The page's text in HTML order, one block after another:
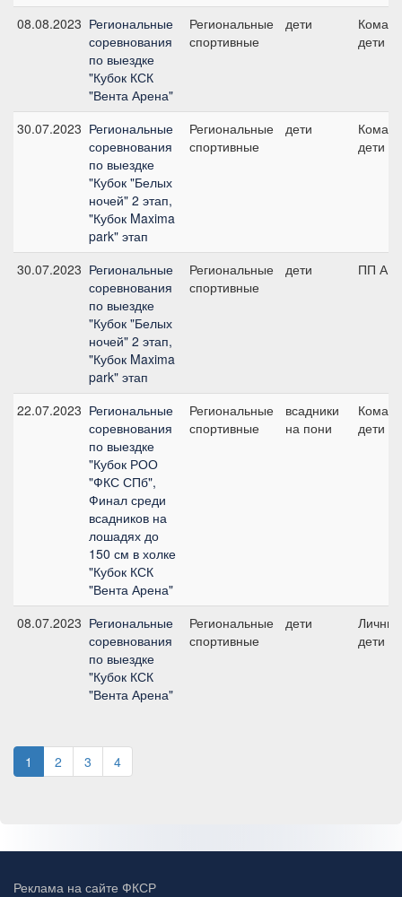
08.08.2023 Региональные
соревнования
по выездке
"Кубок КСК
"Вента Арена"
Региональные
спортивные
дети
дети
30.07.2023 Региональные
соревнования
по выездке
"Кубок "Белых
ночей" 2 этап,
"Кубок Maxima
park" этап
Региональные
спортивные
дети
дети
30.07.2023 Региональные
соревнования
по выездке
"Кубок "Белых
ночей" 2 этап,
"Кубок Maxima
park" этап
Региональные
спортивные
дети ПП А,
22.07.2023 Региональные
соревнования
по выездке
"Кубок РОО
"ФКС СПб",
Финал среди
всадников на
лошадях до
150 см в холке
"Кубок КСК
"Вента Арена"
Региональные
спортивные
всадники
на пони
дети
08.07.2023 Региональные
соревнования
по выездке
"Кубок КСК
"Вента Арена"
Региональные
спортивные
дети
дети
1 2 3 4
Реклама на сайте ФКСР